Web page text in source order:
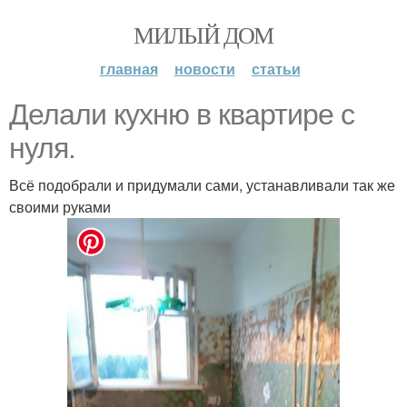
МИЛЫЙ ДОМ
главная новости статьи
Делали кухню в квартире с
нуля.
Всё подобрали и придумали сами, устанавливали так же
своими руками